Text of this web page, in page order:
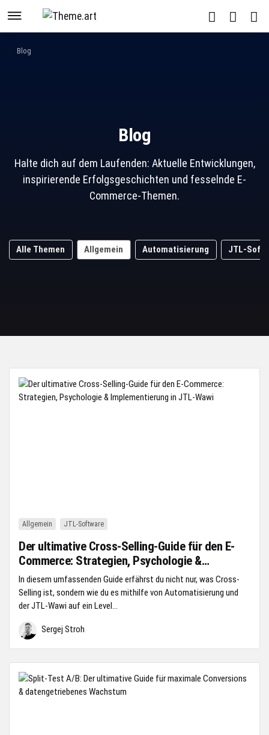
Blog
Blog
Halte dich auf dem Laufenden: Aktuelle Entwicklungen,
inspirierende Erfolgsgeschichten und fesselnde E-
Commerce-Themen.
Alle Themen Allgemein Automatisierung JTL-
Allgemein JTL-Software
Der ultimative Cross-Selling-Guide für den E-
Commerce: Strategien, Psychologie &
Implementierung in JTL-Wawi
In diesem umfassenden Guide erfährst du nicht nur, was Cross-
Selling ist, sondern wie du es mithilfe von Automatisierung und
der JTL-Wawi auf ein Level...
Sergej Stroh